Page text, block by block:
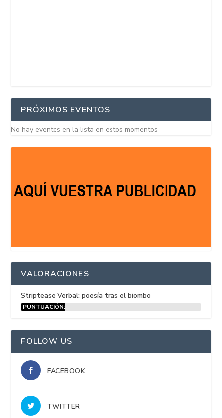
PRÓXIMOS EVENTOS
No hay eventos en la lista en estos momentos
VALORACIONES
Striptease Verbal: poesía tras el biombo
PUNTUACIÓN:
FOLLOW US
FACEBOOK
TWITTER